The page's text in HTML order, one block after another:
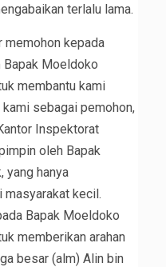
terlalu lama.
memohon kepada
Moeldoko
membantu kami
sebagai pemohon,
Inspektorat
oleh Bapak
yang hanya
masyarakat kecil.
Bapak Moeldoko
memberikan arahan
besar (alm) Alin bin